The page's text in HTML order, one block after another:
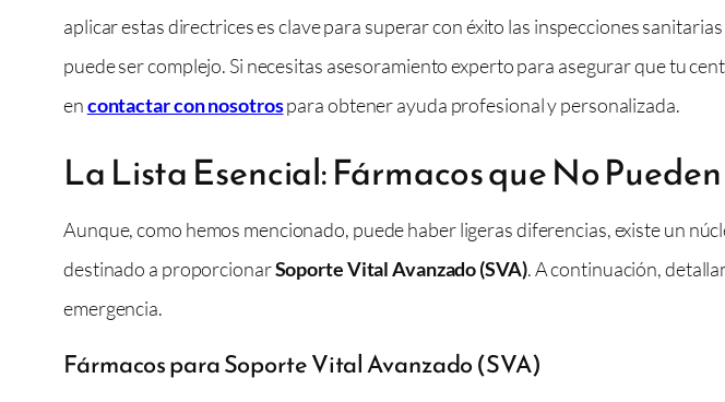
aplicar estas directrices es clave para superar con éxito las inspecciones
puede ser complejo. Si necesitas asesoramiento experto para asegurar que tu
encontactar con nosotrospara obtener ayuda profesional y personalizada.
La Lista Esencial: Fármacos que No
Aunque, como hemos mencionado, puede haber ligeras diferencias, existe un
destinado a proporcionarSoporte Vital Avanzado (SVA). A continuación,
emergencia.
Fármacos para Soporte Vital Avanzado (SVA)